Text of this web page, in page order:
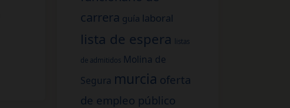
carrera guía laboral
lista de espera listas
de admitidos Molina de
Segura murcia oferta
de empleo público